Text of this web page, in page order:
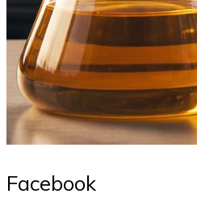
Facebook